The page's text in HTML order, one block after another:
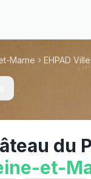
Marne EHPAD
du
et-